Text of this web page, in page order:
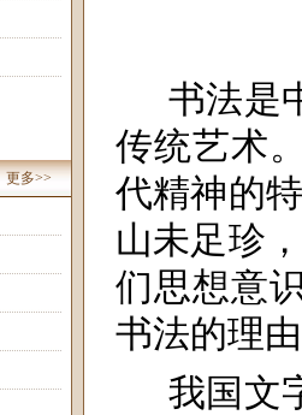
更多>>
书法是
传统艺术
代精神的
山未足珍
们思想意
书法的理
我国文